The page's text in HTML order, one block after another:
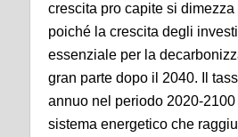
crescita pro capite si
poiché la crescita degli
essenziale per la
gran parte dopo il 2040. Il
annuo nel periodo 2020-
sistema energetico che